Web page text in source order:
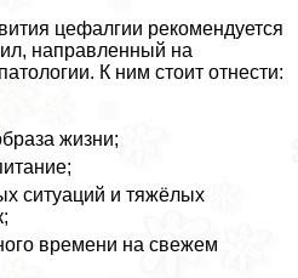
цефалгии рекомендуется
направленный на
К ним стоит отнести:
жизни;
ситуаций и тяжёлых
времени на свежем